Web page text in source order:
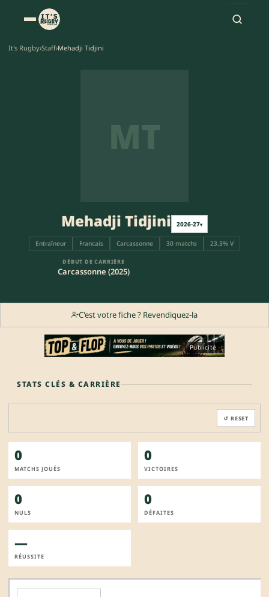
It's Rugby›Staff›Mehadji Tidjini
MT
Mehadji Tidjini 2026-27▾
Entraîneur Francais Carcassonne 30 matchs 23.3% V
DÉBUT DE CARRIÈRE
Carcassonne (2025)
C'est votre fiche ? Revendiquez-la
Publicité
STATS CLÉS & CARRIÈRE
↺ RESET
0
MATCHS JOUÉS
0
VICTOIRES
0
NULS
0
DÉFAITES
—
RÉUSSITE